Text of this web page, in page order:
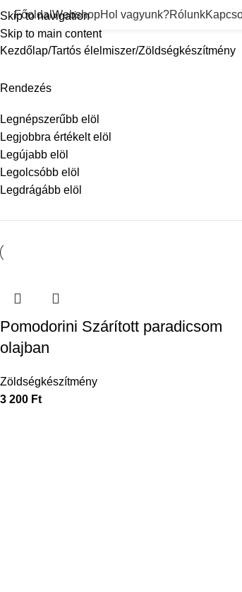
Skip to navigation
Skip to main content
FőoldalWebshopHol vagyunk?Rólunk
Zöldségkészítmény
Kezdőlap Tartós élelmiszer Zöldségkészítmény
Rendezés
Legnépszerűbb elöl
Legjobbra értékelt elöl
Legújabb elöl
Legolcsóbb elöl
Legdrágább elöl
Pomodorini Szárított paradicsom
olajban
Zöldségkészítmény
3 200 Ft